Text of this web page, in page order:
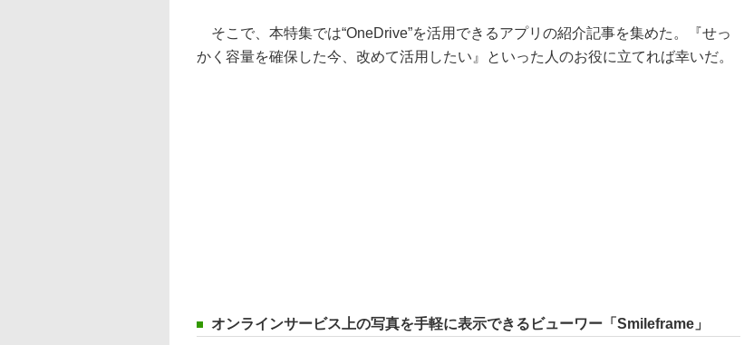
そこで、本特集では“OneDrive”を活用できるアプリの紹介記事を集めた。『せっ
かく容量を確保した今、改めて活用したい』といった人のお役に立てれば幸いだ。
オンラインサービス上の写真を手軽に表示できるビューワー「Smileframe」